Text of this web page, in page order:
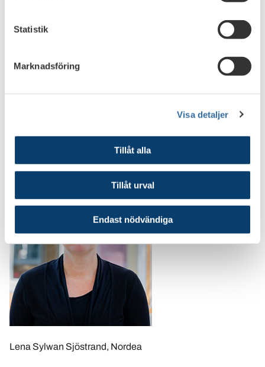
Statistik
Marknadsföring
Visa detaljer
Tillåt alla
Tillåt urval
Endast nödvändiga
slutsats än utredningen, säger Anders Dölling som var
Bild
Lena Sylwan Sjöstrand, Nordea